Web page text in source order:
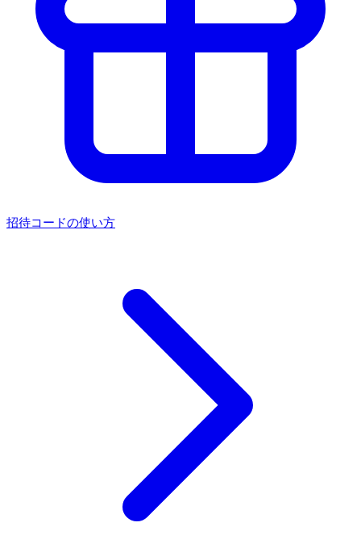
招待コードの使い方